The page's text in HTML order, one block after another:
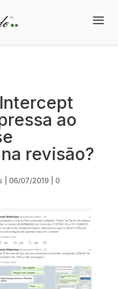
a
ao
revisão?
06/07/2019| 0